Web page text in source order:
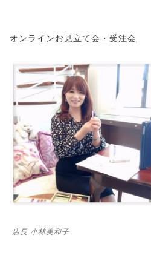
オンラインお見立て会・受注会
店長 小林美和子